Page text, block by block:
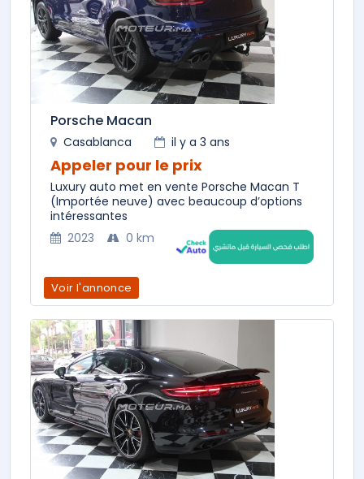
Porsche Macan
Casablanca il y a 3 ans
Appeler pour le prix
Luxury auto met en vente Porsche Macan T
(Importée neuve) avec beaucoup d’options
intéressantes
2023
0 km
Voir l'annonce